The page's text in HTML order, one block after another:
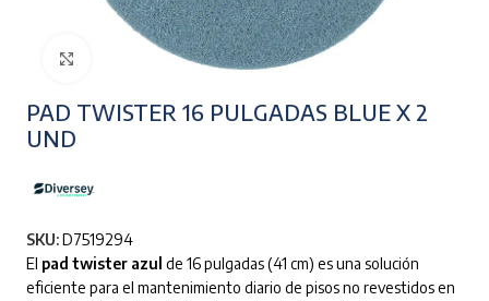
Clic para ampliar
PAD TWISTER 16 PULGADAS BLUE X 2
UND
SKU:D7519294
El pad twister azul de 16 pulgadas (41 cm) es una solución
eficiente para el mantenimiento diario de pisos no revestidos en